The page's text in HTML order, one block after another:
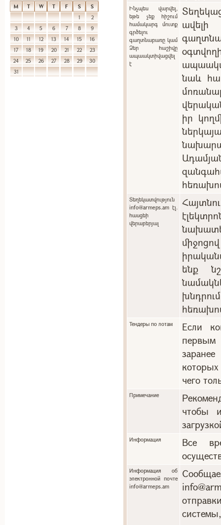
M T W T F S
S
1
2
3
4 5 6 7 8
9
10
11 12 13 14 15
16
17
18 19 20 21 22
23
24
25 26 27 28 29
30
31
Ինչպես վարվել,
եթե չեք հիշում
համակարգ մուտք
գրծելու
գաղտնաբառը կամ
Ձեր հաշիվը
ապաակտիվացվել
է
նաև
իր
Տեղեկատվություն
info@armeps.am էլ.
հասցեի
վերաբերյալ
ենք
Тендеры по лотам
Если
первым
чего
Примечание
чтобы
Информация
Все
Информация об
электронной почте
info@armeps.am